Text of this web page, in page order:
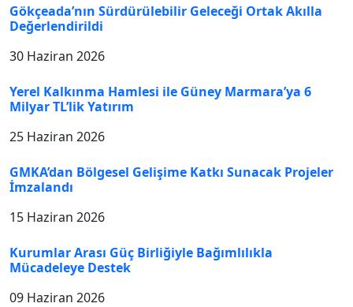
Gökçeada’nın Sürdürülebilir Geleceği Ortak Akılla
Değerlendirildi
30 Haziran 2026
Yerel Kalkınma Hamlesi ile Güney Marmara’ya 6
Milyar TL’lik Yatırım
25 Haziran 2026
GMKA’dan Bölgesel Gelişime Katkı Sunacak Projeler
İmzalandı
15 Haziran 2026
Kurumlar Arası Güç Birliğiyle Bağımlılıkla
Mücadeleye Destek
09 Haziran 2026